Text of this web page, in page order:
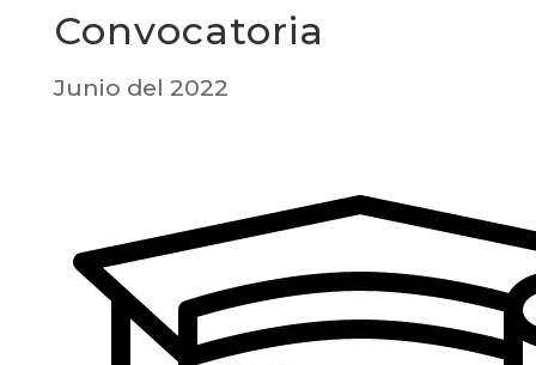
Convocatoria
Junio del 2022